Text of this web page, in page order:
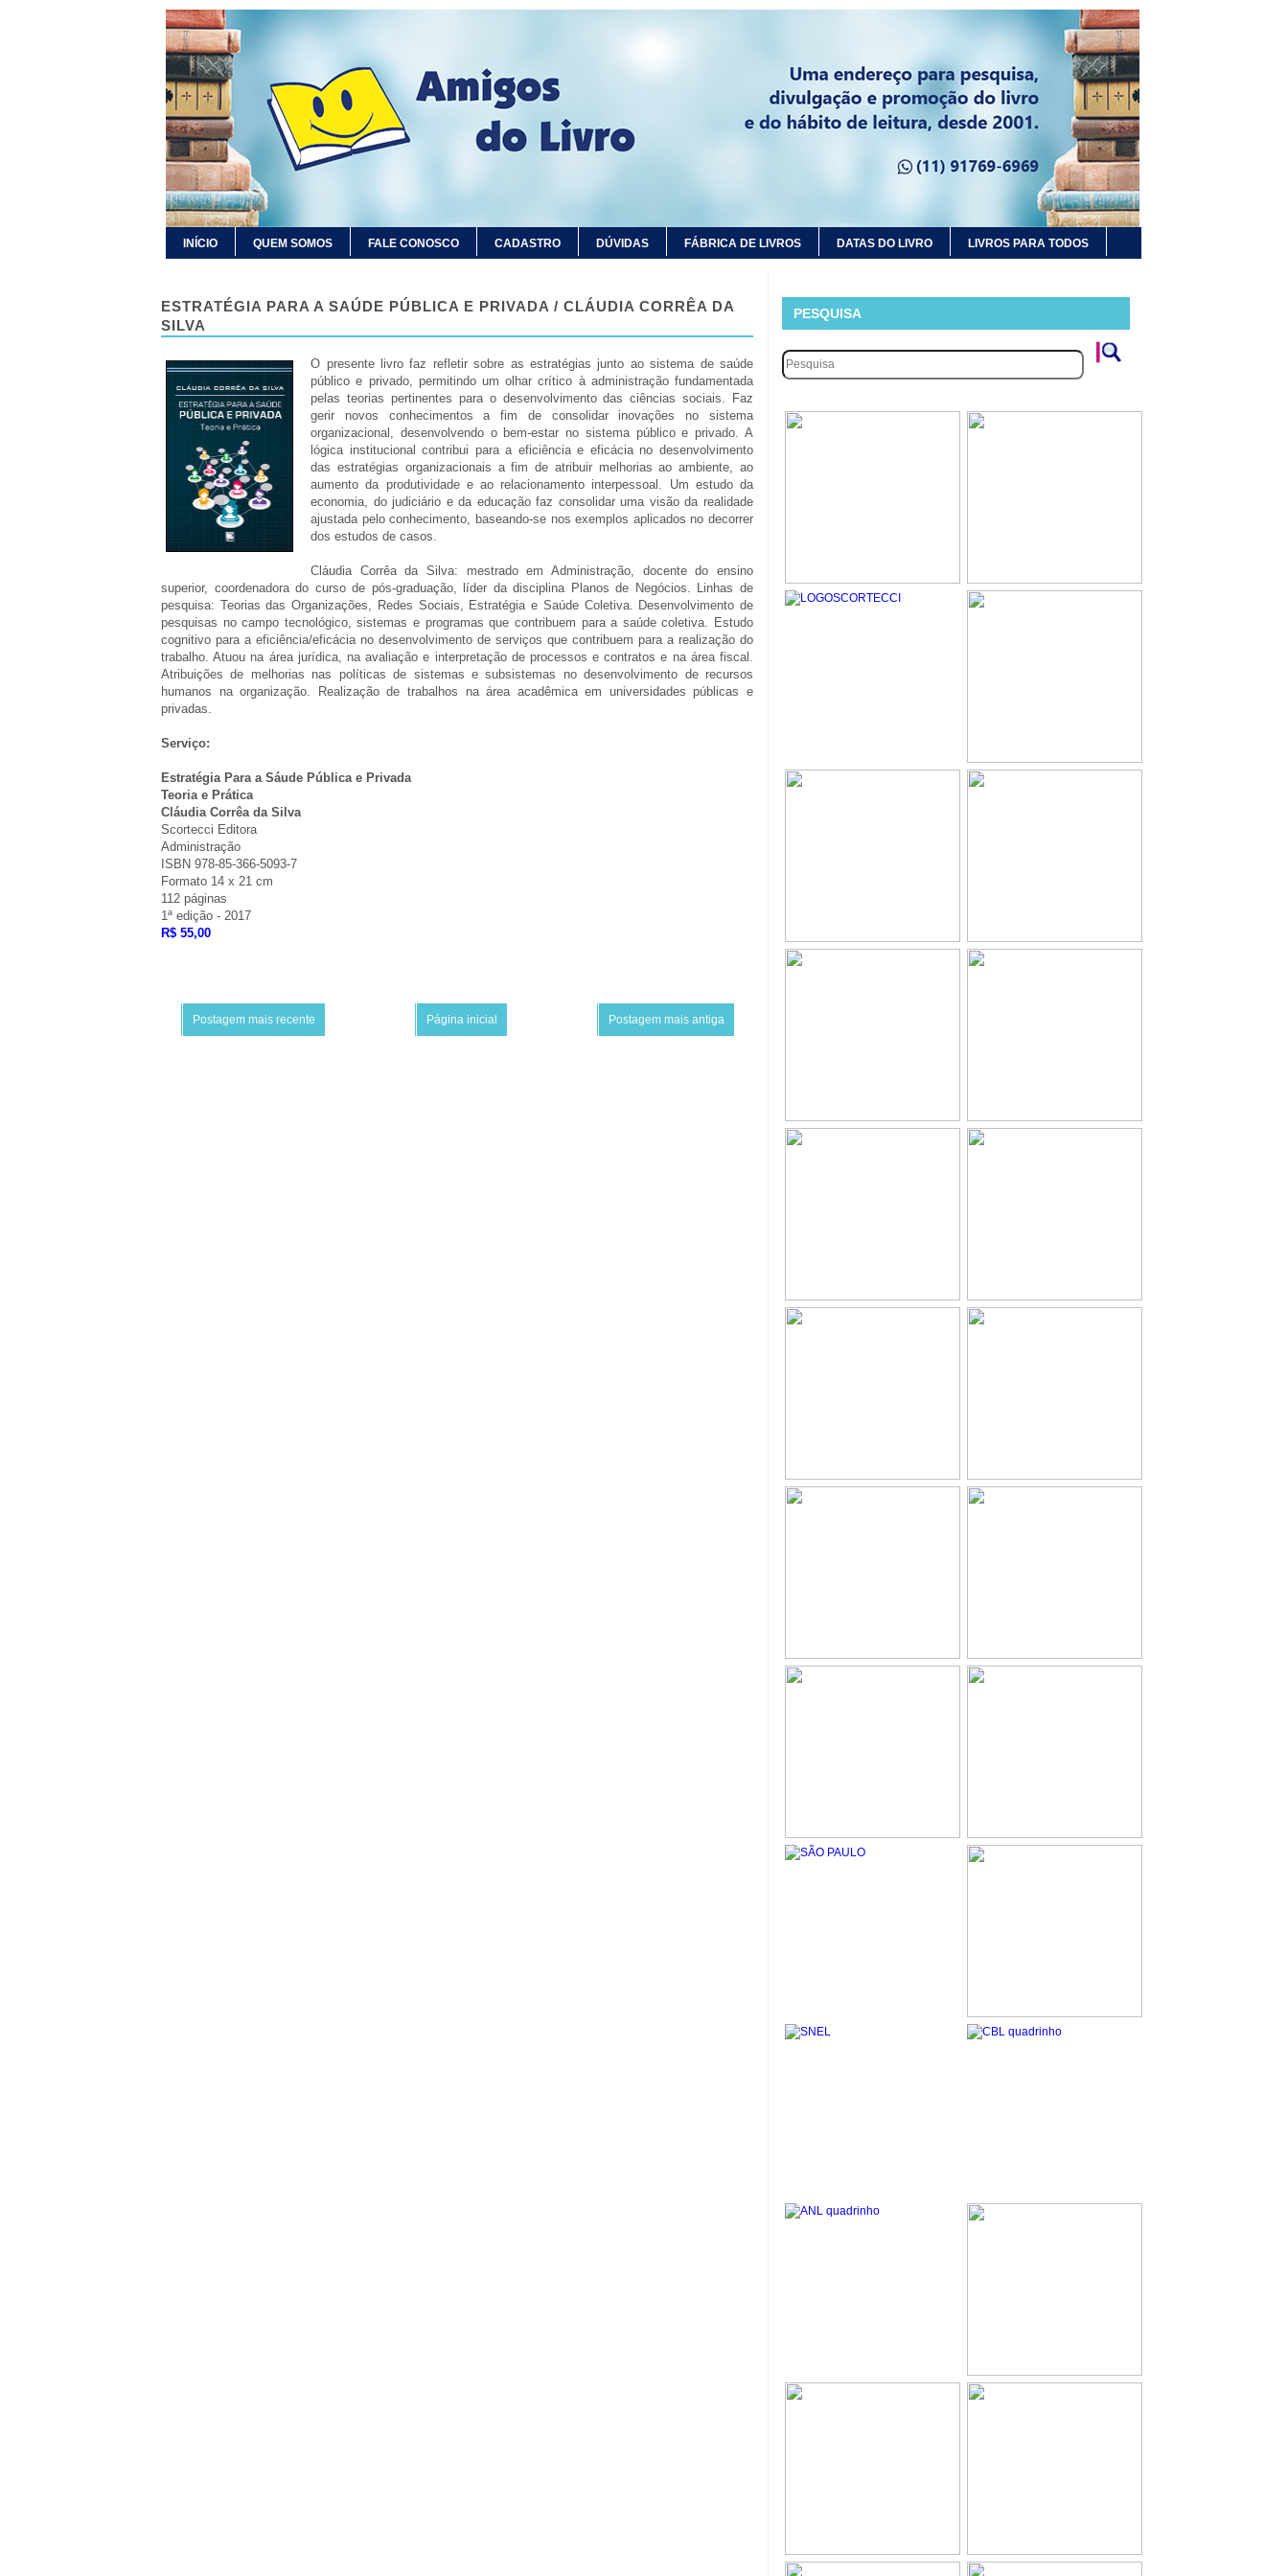
INÍCIO QUEM SOMOS FALE CONOSCO CADASTRO DÚVIDAS FÁBRICA DE LIVROS DATAS DO LIVRO LIVROS PARA TODOS
ESTRATÉGIA PARA A SAÚDE PÚBLICA E PRIVADA / CLÁUDIA CORRÊA DA
SILVA
O presente livro faz refletir sobre as estratégias junto ao sistema de saúde
público e privado, permitindo um olhar crítico à administração fundamentada
pelas teorias pertinentes para o desenvolvimento das ciências sociais. Faz
gerir novos conhecimentos a fim de consolidar inovações no sistema
organizacional, desenvolvendo o bem-estar no sistema público e privado. A
lógica institucional contribui para a eficiência e eficácia no desenvolvimento
das estratégias organizacionais a fim de atribuir melhorias ao ambiente, ao
aumento da produtividade e ao relacionamento interpessoal. Um estudo da
economia, do judiciário e da educação faz consolidar uma visão da realidade
ajustada pelo conhecimento, baseando-se nos exemplos aplicados no decorrer
dos estudos de casos.
Cláudia Corrêa da Silva: mestrado em Administração, docente do ensino
superior, coordenadora do curso de pós-graduação, líder da disciplina Planos de Negócios. Linhas de
pesquisa: Teorias das Organizações, Redes Sociais, Estratégia e Saúde Coletiva. Desenvolvimento de
pesquisas no campo tecnológico, sistemas e programas que contribuem para a saúde coletiva. Estudo
cognitivo para a eficiência/eficácia no desenvolvimento de serviços que contribuem para a realização do
trabalho. Atuou na área jurídica, na avaliação e interpretação de processos e contratos e na área fiscal.
Atribuições de melhorias nas políticas de sistemas e subsistemas no desenvolvimento de recursos
humanos na organização. Realização de trabalhos na área acadêmica em universidades públicas e
privadas.
Serviço:
Estratégia Para a Sáude Pública e Privada
Teoria e Prática
Cláudia Corrêa da Silva
Scortecci Editora
Administração
ISBN 978-85-366-5093-7
Formato 14 x 21 cm
112 páginas
1ª edição - 2017
R$ 55,00
Postagem mais recente Postagem mais antiga
Página inicial
PESQUISA